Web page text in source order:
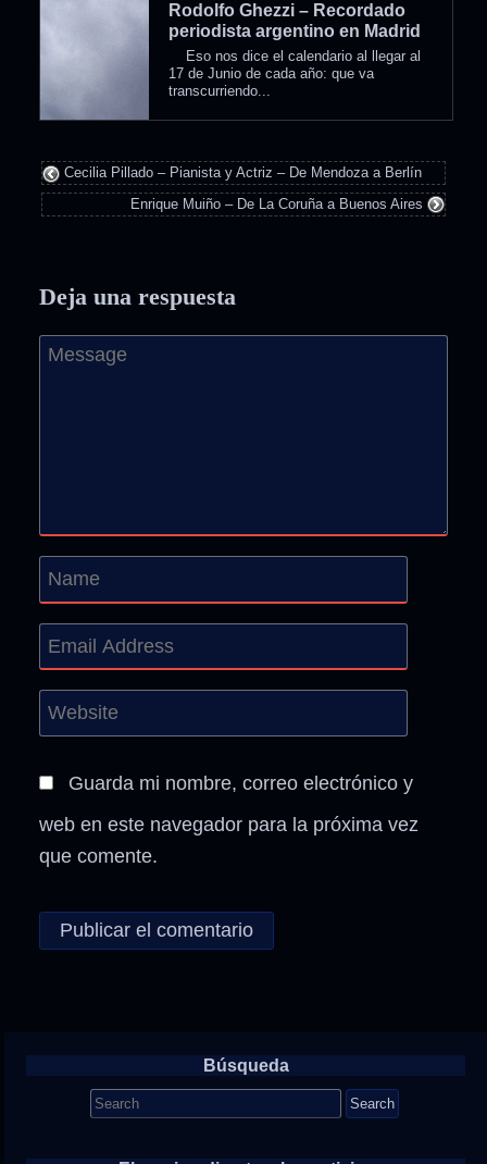
Rodolfo Ghezzi – Recordado
periodista argentino en Madrid
Eso nos dice el calendario al llegar al
17 de Junio de cada año: que va
transcurriendo...
Cecilia Pillado – Pianista y Actriz – De Mendoza a Berlín
Enrique Muiño – De La Coruña a Buenos Aires
Deja una respuesta
Guarda mi nombre, correo electrónico y
web en este navegador para la próxima vez
que comente.
Búsqueda
Search
for: